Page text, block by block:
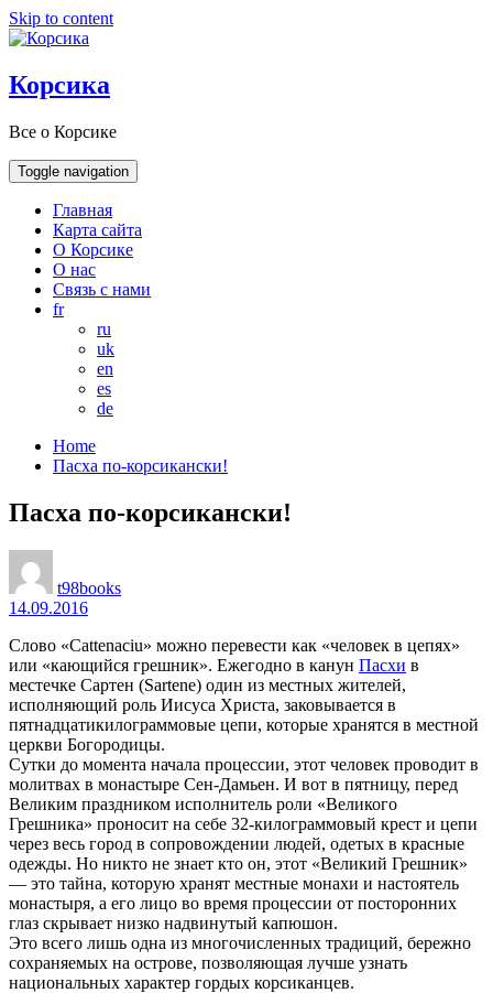
Skip to content
Корсика
Все о Корсике
Toggle navigation
Главная
Карта сайта
О Корсике
О нас
Связь с нами
fr
ru
uk
en
es
de
Home
Пасха по-корсикански!
Пасха по-корсикански!
t98books
14.09.2016
Слово «Cattenaciu» можно перевести как «человек в цепях»
или «кающийся грешник». Ежегодно в канун Пасхи в
местечке Сартен (Sartene) один из местных жителей,
исполняющий роль Иисуса Христа, заковывается в
пятнадцатикилограммовые цепи, которые хранятся в местной
церкви Богородицы.
Сутки до момента начала процессии, этот человек проводит в
молитвах в монастыре Сен-Дамьен. И вот в пятницу, перед
Великим праздником исполнитель роли «Великого
Грешника» проносит на себе 32-килограммовый крест и цепи
через весь город в сопровождении людей, одетых в красные
одежды. Но никто не знает кто он, этот «Великий Грешник»
— это тайна, которую хранят местные монахи и настоятель
монастыря, а его лицо во время процессии от посторонних
глаз скрывает низко надвинутый капюшон.
Это всего лишь одна из многочисленных традиций, бережно
сохраняемых на острове, позволяющая лучше узнать
национальных характер гордых корсиканцев.